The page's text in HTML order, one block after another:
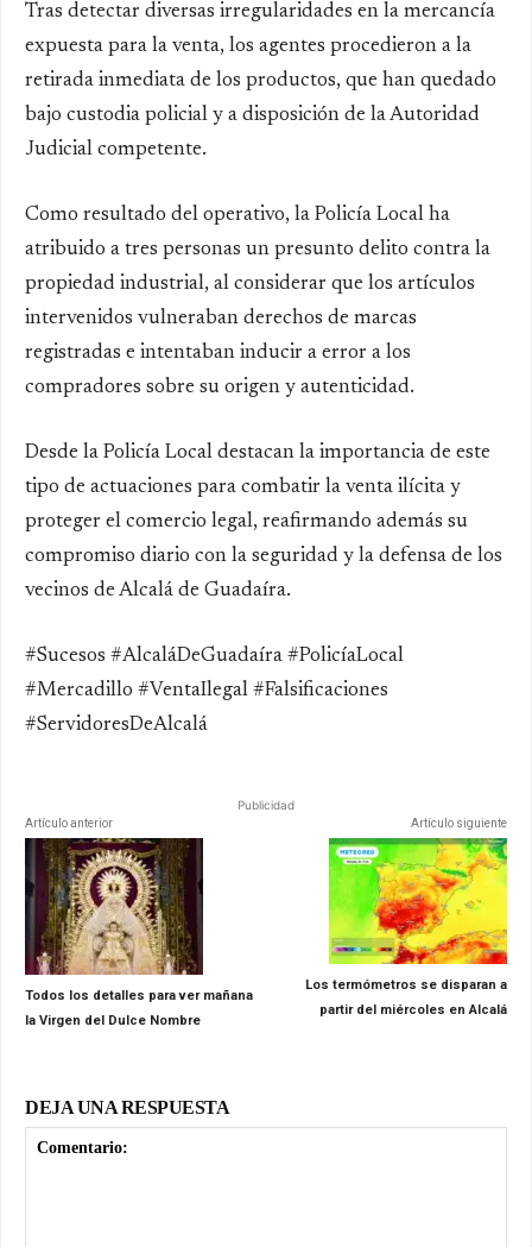
Tras detectar diversas irregularidades en la mercancía
expuesta para la venta, los agentes procedieron a la
retirada inmediata de los productos, que han quedado
bajo custodia policial y a disposición de la Autoridad
Judicial competente.
Como resultado del operativo, la Policía Local ha
atribuido a tres personas un presunto delito contra la
propiedad industrial, al considerar que los artículos
intervenidos vulneraban derechos de marcas
registradas e intentaban inducir a error a los
compradores sobre su origen y autenticidad.
Desde la Policía Local destacan la importancia de este
tipo de actuaciones para combatir la venta ilícita y
proteger el comercio legal, reafirmando además su
compromiso diario con la seguridad y la defensa de los
vecinos de Alcalá de Guadaíra.
#Sucesos #AlcaláDeGuadaíra #PolicíaLocal
#Mercadillo #VentaIlegal #Falsificaciones
#ServidoresDeAlcalá
Publicidad
Artículo anterior
Todos los detalles para ver mañana
la Virgen del Dulce Nombre
Artículo siguiente
Los termómetros se disparan a
partir del miércoles en Alcalá
DEJA UNA RESPUESTA